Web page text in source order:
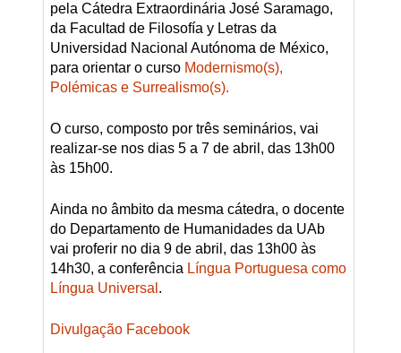
pela Cátedra Extraordinária José Saramago,
da Facultad de Filosofía y Letras da
Universidad Nacional Autónoma de México,
para orientar o curso Modernismo(s),
Polémicas e Surrealismo(s).
O curso, composto por três seminários, vai
realizar-se nos dias 5 a 7 de abril, das 13h00
às 15h00.
Ainda no âmbito da mesma cátedra, o docente
do Departamento de Humanidades da UAb
vai proferir no dia 9 de abril, das 13h00 às
14h30, a conferência Língua Portuguesa como
Língua Universal .
Divulgação Facebook